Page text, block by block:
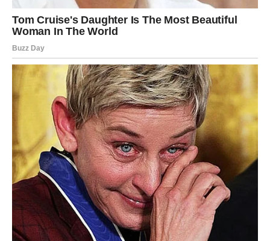
Jednim klikom preuzmi knjigu s najboljim
receptima!